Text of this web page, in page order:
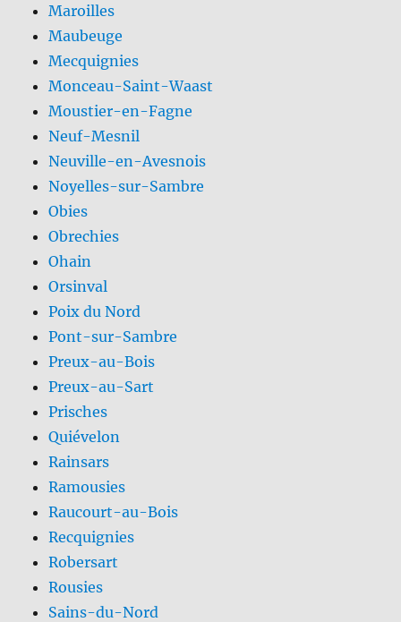
Maroilles
Maubeuge
Mecquignies
Monceau-Saint-Waast
Moustier-en-Fagne
Neuf-Mesnil
Neuville-en-Avesnois
Noyelles-sur-Sambre
Obies
Obrechies
Ohain
Orsinval
Poix du Nord
Pont-sur-Sambre
Preux-au-Bois
Preux-au-Sart
Prisches
Quiévelon
Rainsars
Ramousies
Raucourt-au-Bois
Recquignies
Robersart
Rousies
Sains-du-Nord